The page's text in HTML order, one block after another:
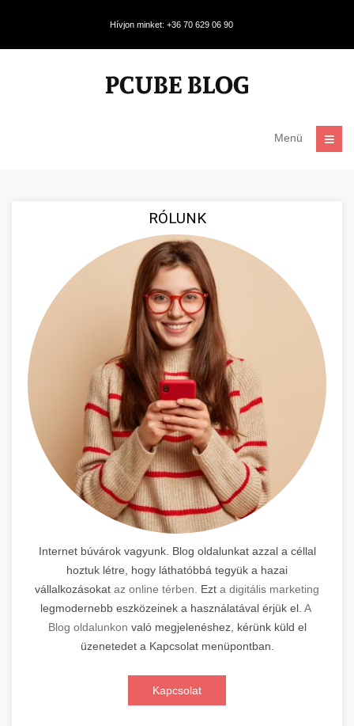
Hívjon minket: +36 70 629 06 90
Menü
RÓLUNK
Internet búvárok vagyunk. Blog oldalunkat azzal a céllal
hoztuk létre, hogy láthatóbbá tegyük a hazai
vállalkozásokat az online térben. Ezt a digitális marketing
legmodernebb eszközeinek a használatával érjük el. A
Blog oldalunkon való megjelenéshez, kérünk küld el
üzenetedet a Kapcsolat menüpontban.
Kapcsolat